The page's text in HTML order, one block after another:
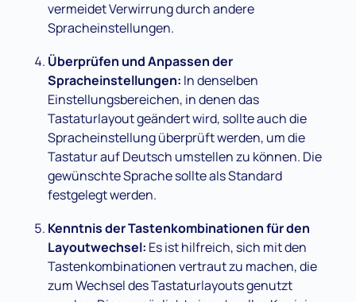
vermeidet Verwirrung durch andere
Spracheinstellungen.
Überprüfen und Anpassen der
Spracheinstellungen: In denselben
Einstellungsbereichen, in denen das
Tastaturlayout geändert wird, sollte auch die
Spracheinstellung überprüft werden, um die
Tastatur auf Deutsch umstellen zu können. Die
gewünschte Sprache sollte als Standard
festgelegt werden.
Kenntnis der Tastenkombinationen für den
Layoutwechsel: Es ist hilfreich, sich mit den
Tastenkombinationen vertraut zu machen, die
zum Wechsel des Tastaturlayouts genutzt